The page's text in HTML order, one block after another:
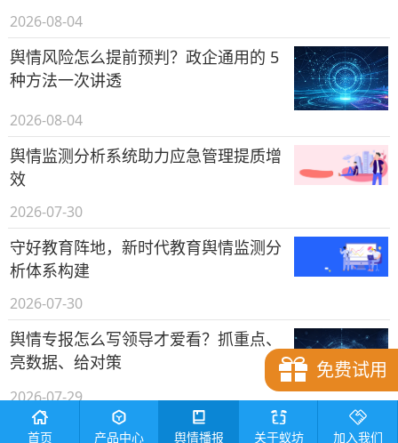
2026-08-04
舆情风险怎么提前预判？政企通用的 5
种方法一次讲透
2026-08-04
舆情监测分析系统助力应急管理提质增
效
2026-07-30
守好教育阵地，新时代教育舆情监测分
析体系构建
2026-07-30
舆情专报怎么写领导才爱看？抓重点、
亮数据、给对策
2026-07-29
能源行业舆情监测全链路方案与实战工
免费试用
首页 产品中心 舆情播报 关于蚁坊 加入我们